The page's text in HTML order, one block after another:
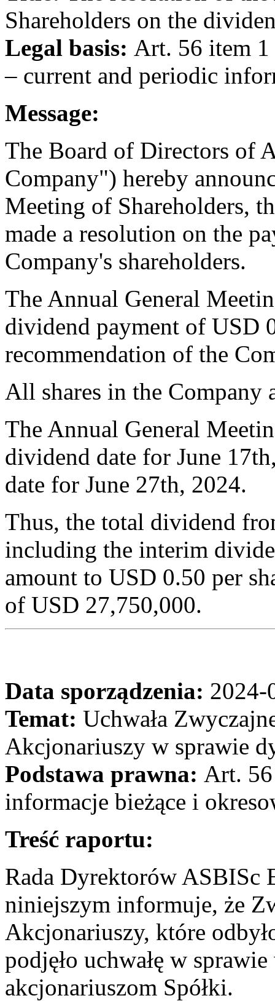
Shareholders on the
Legal basis: Art. 56 item
– current and periodic
Message:
The Board of Directors of
Company") hereby
Meeting of Shareholders,
made a resolution on the
Company's shareholders.
The Annual General
dividend payment of USD
recommendation of the
All shares in the Company
The Annual General
dividend date for June
date for June 27th, 2024.
Thus, the total dividend
including the interim
amount to USD 0.50 per
of USD 27,750,000.
Data sporządzenia: 2024-
Temat: Uchwała
Akcjonariuszy w sprawie
Podstawa prawna: Art.
informacje bieżące i
Treść raportu:
Rada Dyrektorów ASBISc
niniejszym informuje, że
Akcjonariuszy, które
podjęło uchwałę w
akcjonariuszom Spółki.